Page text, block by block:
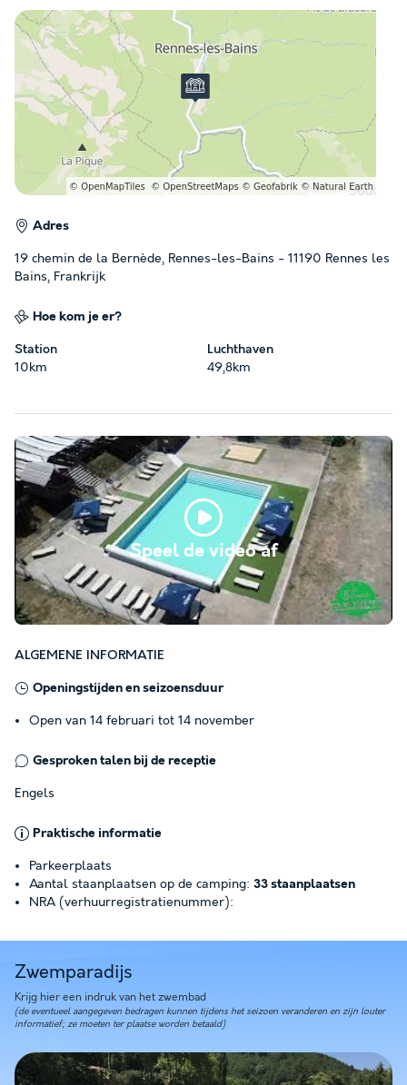
Adres
19 chemin de la Bernède, Rennes-les-Bains - 11190 Rennes les
Bains, Frankrijk
Hoe kom je er?
Station
10km
Luchthaven
49,8km
Speel de video af
ALGEMENE INFORMATIE
Openingstijden en seizoensduur
Open van 14 februari tot 14 november
Gesproken talen bij de receptie
Engels
Praktische informatie
Parkeerplaats
Aantal staanplaatsen op de camping: 33 staanplaatsen
NRA (verhuurregistratienummer):
Zwemparadijs
Krijg hier een indruk van het zwembad
(de eventueel aangegeven bedragen kunnen tijdens het seizoen veranderen en zijn louter
informatief; ze moeten ter plaatse worden betaald)